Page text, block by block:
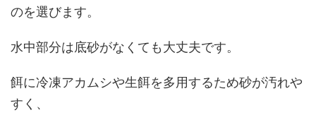
のを選びます。
水中部分は底砂がなくても大丈夫です。
餌に冷凍アカムシや生餌を多用するため砂が汚れや
すく、